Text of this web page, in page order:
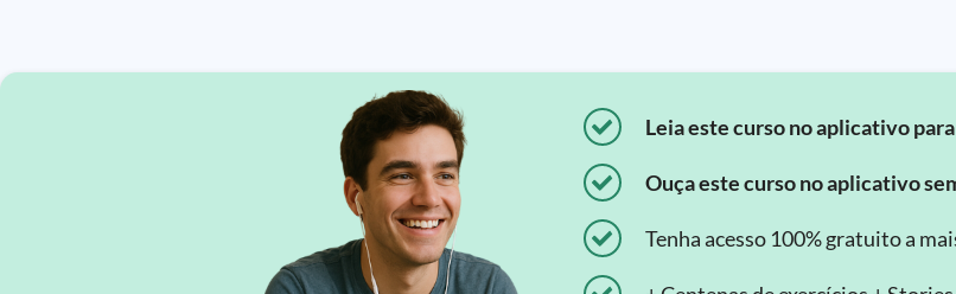
Leia este curso no aplicativo
Ouça este curso no aplicativo
Tenha acesso 100% gratuito a